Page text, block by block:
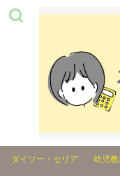
ダイソー・セリア 幼児